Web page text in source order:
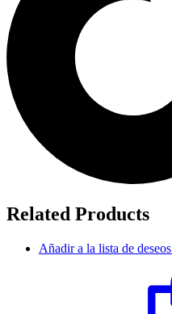
Related Products
Añadir a la lista de deseos